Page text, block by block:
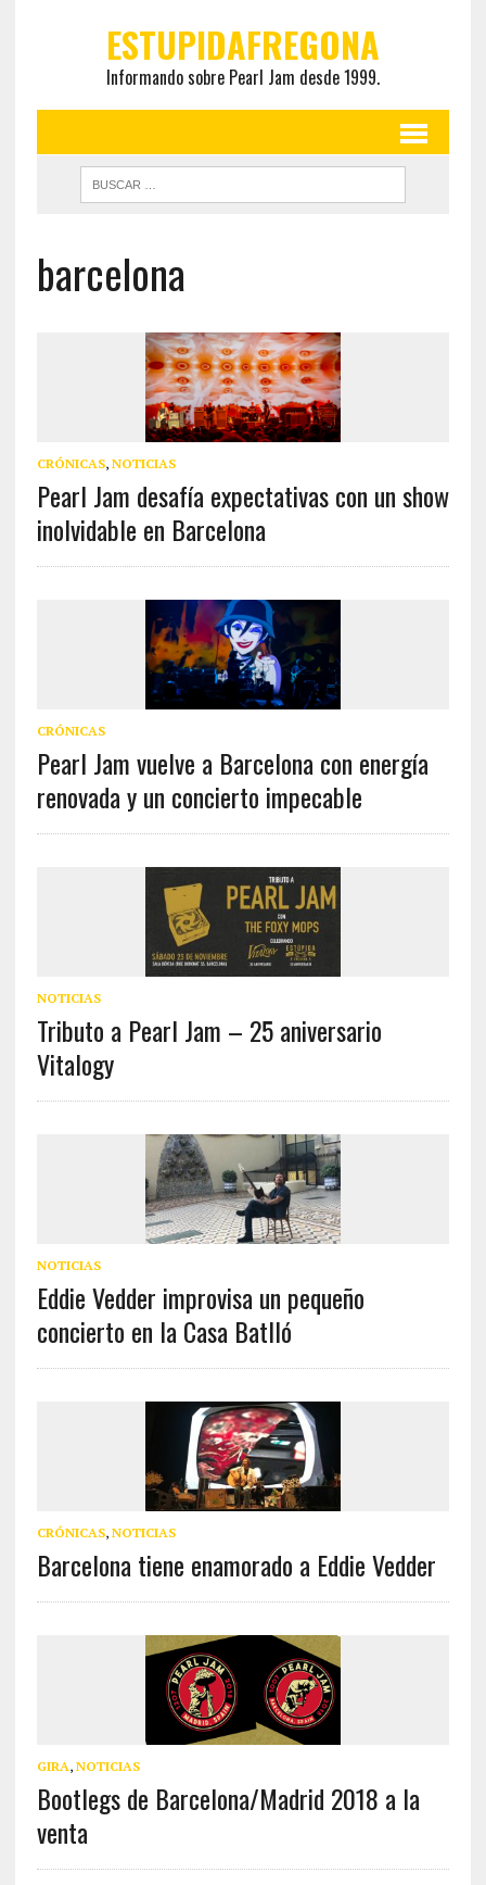
ESTUPIDAFREGONA
Informando sobre Pearl Jam desde 1999.
barcelona
CRÓNICAS, NOTICIAS
Pearl Jam desafía expectativas con un show
inolvidable en Barcelona
CRÓNICAS
Pearl Jam vuelve a Barcelona con energía
renovada y un concierto impecable
NOTICIAS
Tributo a Pearl Jam – 25 aniversario
Vitalogy
NOTICIAS
Eddie Vedder improvisa un pequeño
concierto en la Casa Batlló
CRÓNICAS, NOTICIAS
Barcelona tiene enamorado a Eddie Vedder
GIRA, NOTICIAS
Bootlegs de Barcelona/Madrid 2018 a la
venta